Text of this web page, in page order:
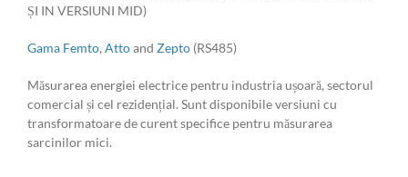
ȘI IN VERSIUNI MID)
Gama Femto, Attoand Zepto (RS485)
Măsurarea energiei electrice pentru industria ușoară, sectorul
comercial și cel rezidențial. Sunt disponibile versiuni cu
transformatoare de curent specifice pentru măsurarea
sarcinilor mici.